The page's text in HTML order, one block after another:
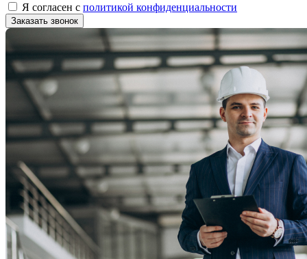
Я согласен с политикой конфиденциальности
Заказать звонок